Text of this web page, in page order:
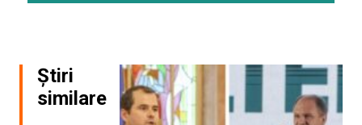
Știri
similare